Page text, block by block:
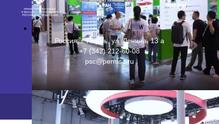
Россия, г. Пермь, ул. Ленина, 13 а
+7 (342) 212-60-08
psc@permsc.ru
2026 © ПФИЦ УрО РАН